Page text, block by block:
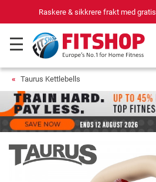
Raskere & sikkrere frakt med
Taurus Kettlebells